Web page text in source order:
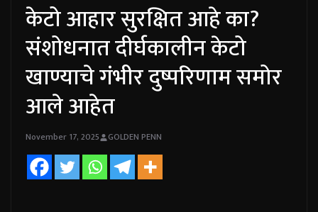
केटो आहार सुरक्षित आहे का?
संशोधनात दीर्घकालीन केटो
खाण्याचे गंभीर दुष्परिणाम समोर
आले आहेत
November 17, 2025 GOLDEN PENN